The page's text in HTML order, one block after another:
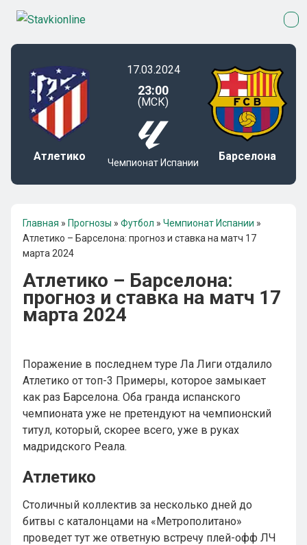
Атлетико
17.03.2024
23:00
(МСК)
Чемпионат Испании Барселона
Главная » Прогнозы » Футбол » Чемпионат Испании »
Атлетико – Барселона: прогноз и ставка на матч 17
марта 2024
Атлетико – Барселона:
прогноз и ставка на матч 17
марта 2024
Поражение в последнем туре Ла Лиги отдалило
Атлетико от топ-3 Примеры, которое замыкает
как раз Барселона. Оба гранда испанского
чемпионата уже не претендуют на чемпионский
титул, который, скорее всего, уже в руках
мадридского Реала.
Атлетико
Столичный коллектив за несколько дней до
битвы с каталонцами на «Метрополитано»
проведет тут же ответную встречу плей-офф ЛЧ